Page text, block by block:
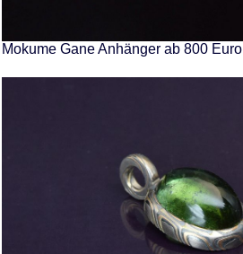
Mokume Gane Anhänger ab 800 Euro